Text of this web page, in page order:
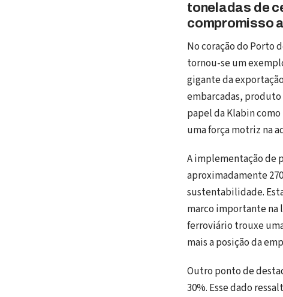
toneladas de
compromisso
No coração do Porto
tornou-se um
gigante da
embarcadas,
papel da Klabin
uma força motriz na
A implementação de
aproximadamente
sustentabilidade.
marco importante na
ferroviário trouxe
mais a posição da
Outro ponto de
30%. Esse dado